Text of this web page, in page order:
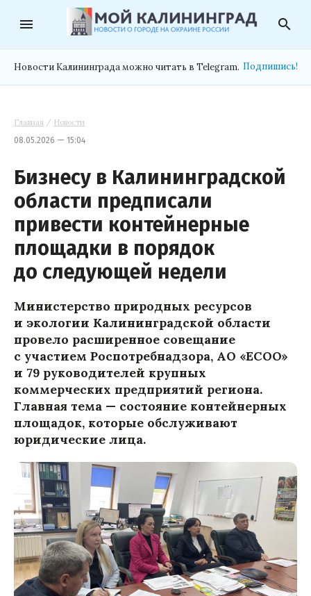
menu search
Новости Калининграда можно читать в Telegram. Подпишись!
Главная / Новости
08.05.2026 — 15:04
Бизнесу в Калининградской
области предписали
привести контейнерные
площадки в порядок
до следующей недели
Министерство природных ресурсов
и экологии Калининградской области
провело расширенное совещание
с участием Роспотребнадзора, АО «ЕСОО»
и 79 руководителей крупных
коммерческих предприятий региона.
Главная тема — состояние контейнерных
площадок, которые обслуживают
юридические лица.